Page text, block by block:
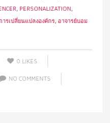
, PERSONALIZATION,
ารเปลี่ยนแปลงองค์กร, อาจารย์บอม
0 LIKES
NO COMMENTS